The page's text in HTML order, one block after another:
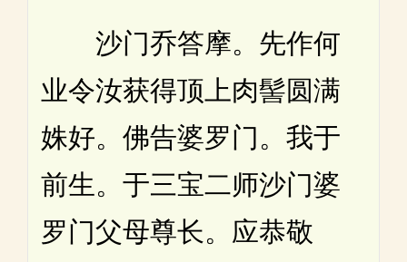
沙门乔答摩。先作何
业令汝获得顶上肉髻圆满
姝好。佛告婆罗门。我于
前生。于三宝二师沙门婆
罗门父母尊长。应恭敬